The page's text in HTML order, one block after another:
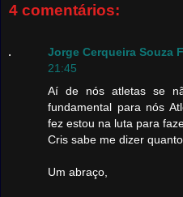
4 comentários:
Jorge Cerqueira Souza
21:45
Aí de nós atletas se
fundamental para nós
fez estou na luta para
Cris sabe me dizer
Um abraço,